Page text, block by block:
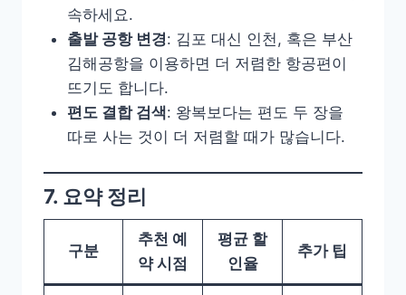
속하세요.
출발 공항 변경: 김포 대신 인천, 혹은 부산
김해공항을 이용하면 더 저렴한 항공편이
뜨기도 합니다.
편도 결합 검색: 왕복보다는 편도 두 장을
따로 사는 것이 더 저렴할 때가 많습니다.
7. 요약 정리
구분
추천 예
약 시점
평균 할
인율
추가 팁